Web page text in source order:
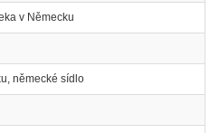
v Německu
německé sídlo